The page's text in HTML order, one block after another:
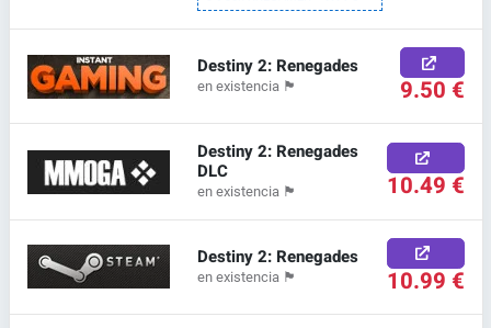
Destiny 2: Renegades
en existencia 🏴 9.50 €
Destiny 2: Renegades
DLC
en existencia 🏴 10.49 €
Destiny 2: Renegades
en existencia 🏴 10.99 €